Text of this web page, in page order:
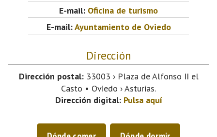
E-mail: Oficina de turismo
E-mail:Ayuntamiento de Oviedo
Dirección
Dirección postal:33003 › Plaza de Alfonso II el
Casto • Oviedo › Asturias.
Dirección digital: Pulsa aquí